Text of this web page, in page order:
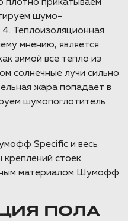
плотно прикатываем
шумо-
Теплоизоляционная
мнению, является
зимой все тепло из
солнечные лучи сильно
жара попадает в
шумопоглотитель
Specific и весь
креплений стоек
материалом Шумофф
ПОЛА